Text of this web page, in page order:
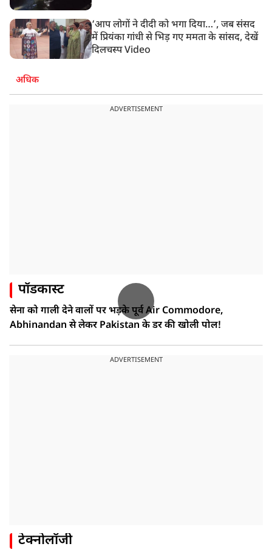
‘आप लोगों ने दीदी को भगा दिया…’, जब संसद
में प्रियंका गांधी से भिड़ गए ममता के सांसद, देखें
दिलचस्प Video
अधिक
ADVERTISEMENT
पॉडकास्ट
सेना को गाली देने वालों पर भड़के पूर्व Air Commodore,
Abhinandan से लेकर Pakistan के डर की खोली पोल!
ADVERTISEMENT
टेक्नोलॉजी